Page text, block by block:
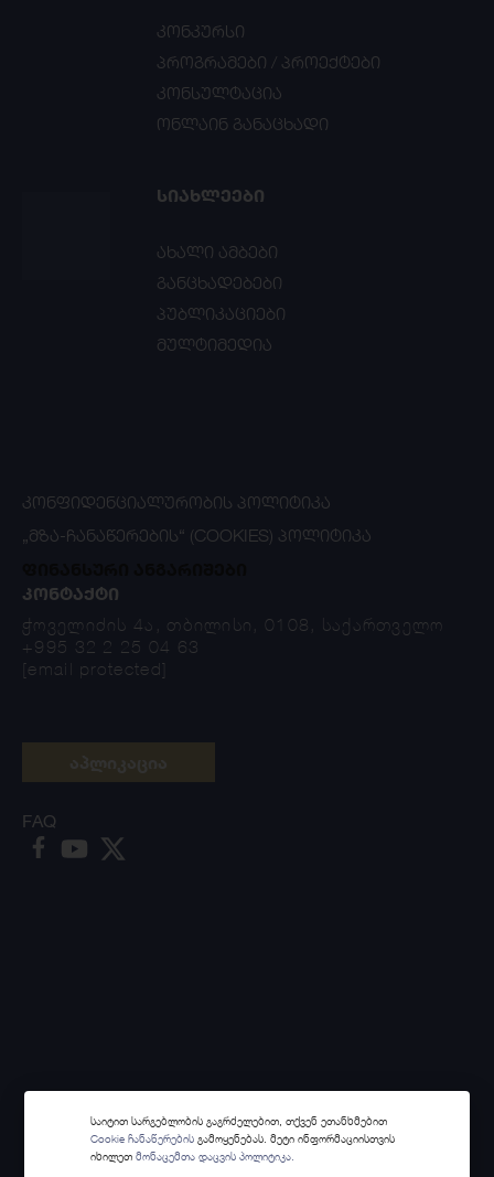
Made with
კონკურსი
პროგრამები / პროექტები
კონსულტაცია
ონლაინ განაცხადი
ᲡᲘᲐᲮᲚᲔᲔᲑᲘ
ახალი ამბები
განცხადებები
პუბლიკაციები
მულტიმედია
ᲙᲝᲜᲤᲘᲓᲔᲜᲪᲘᲐᲚᲣᲠᲝᲑᲘᲡ ᲞᲝᲚᲘᲢᲘᲙᲐ
„ᲛᲖᲐ-ᲩᲐᲜᲐᲬᲔᲠᲔᲑᲘᲡ“ (COOKIES) ᲞᲝᲚᲘᲢᲘᲙᲐ
ᲙᲝᲜᲢᲐᲥᲢᲘ
ჭოველიძის 4ა, თბილისი, 0108, საქართველო
+995 32 2 25 04 63
[email protected]
FAQ
საიტით სარგებლობის გაგრძელებით, თქვენ ეთანხმებით
Cookie ჩანაწერების გამოყენებას. მეტი ინფორმაციისთვის
იხილეთმონაცემთა დაცვის პოლიტიკა.